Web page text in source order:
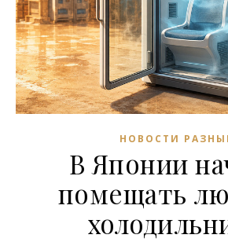
НОВОСТИ
В Японии
помещать